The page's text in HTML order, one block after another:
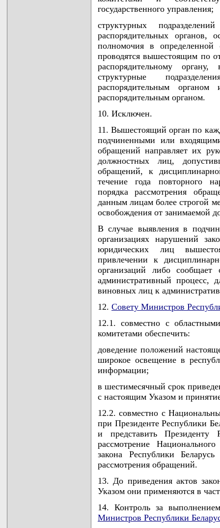
государственного управления;
структурных
распорядительных органов,
полномочия в определенной
проводятся вышестоящим по
распорядительному
структурные
распорядительным
распорядительным органом.
10. Исключен.
11. Вышестоящий орган по
подчиненными или
обращений направляет их
должностных лиц,
обращений, к
течение года повторного
порядка рассмотрения
данным лицам более строгой
освобождения от занимаемой
В случае выявления в
организациях нарушений
юридических лиц
привлечении к
организаций либо
административный процесс,
виновных лиц к
12. Совету Министров
12.1. совместно с
комитетами обеспечить:
доведение положений
широкое освещение в
информации;
в шестимесячный срок
с настоящим Указом и
12.2. совместно с
при Президенте Республики
и представить Президенту
рассмотрение
закона Республики
рассмотрения обращений.
13. До приведения актов
Указом они применяются в
14. Контроль за
Министров Республики